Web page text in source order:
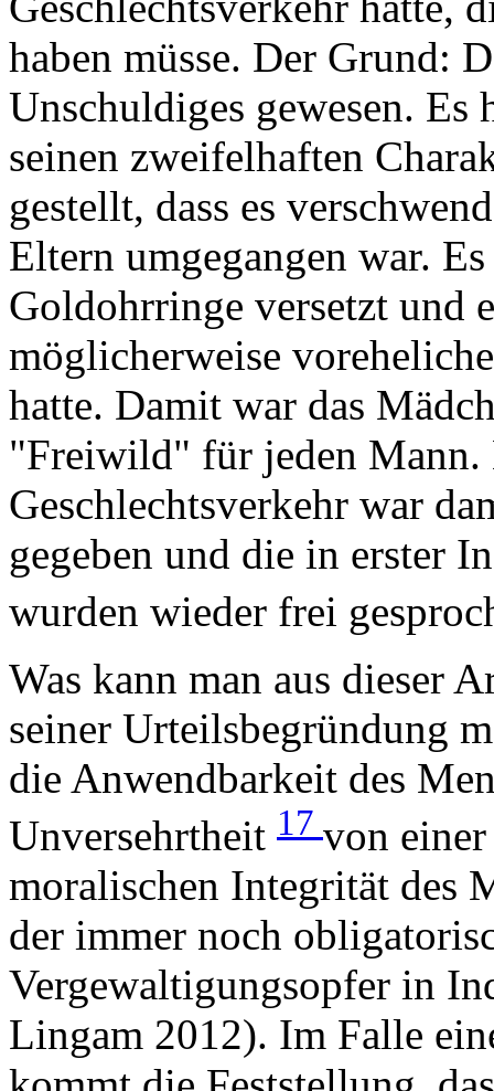
haben müsse. Der Grund:
Unschuldiges gewesen. Es
seinen zweifelhaften
gestellt, dass es
Eltern umgegangen war.
Goldohrringe versetzt und
möglicherweise
hatte. Damit war das
"Freiwild" für jeden Mann.
Geschlechtsverkehr war
gegeben und die in erster
wurden wieder frei
Was kann man aus dieser
seiner Urteilsbegründung
die Anwendbarkeit des
Unversehrtheit 17 von
moralischen Integrität des
der immer noch
Vergewaltigungsopfer in
Lingam 2012). Im Falle